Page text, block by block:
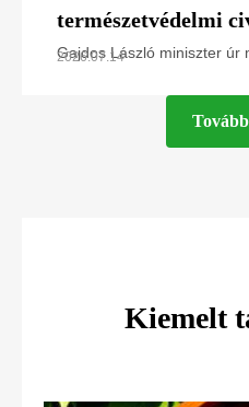
természetvédelmi
javaslatai Gajdos
Gajdos László miniszter úr
és a Greenpeace
2026.07.14
Kiemelt